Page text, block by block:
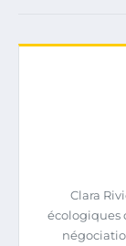
Clara
écologiques